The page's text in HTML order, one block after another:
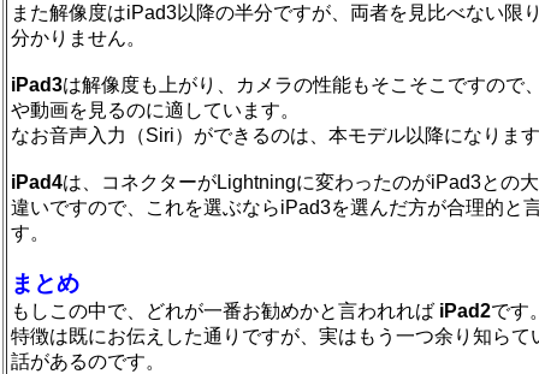
また解像度はiPad3以降の半分ですが、両者を見比べない限
分かりません。
iPad3は解像度も上がり、カメラの性能もそこそこですので
や動画を見るのに適しています。
なお音声入力（Siri）ができるのは、本モデル以降になりま
iPad4は、コネクターがLightningに変わったのがiPad3との
違いですので、これを選ぶならiPad3を選んだ方が合理的と
す。
まとめ
もしこの中で、どれが一番お勧めかと言われれば iPad2です
特徴は既にお伝えした通りですが、実はもう一つ余り知らて
話があるのです。